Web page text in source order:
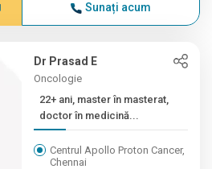
Sunați acum
Dr Prasad E
Oncologie
22+ ani, master în masterat,
doctor în medicină...
Centrul Apollo Proton Cancer,
Chennai